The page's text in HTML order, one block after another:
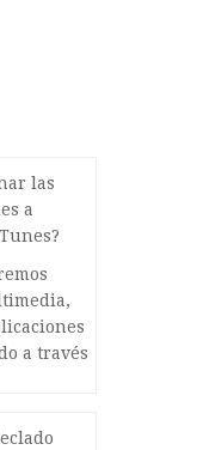
las
a
a través